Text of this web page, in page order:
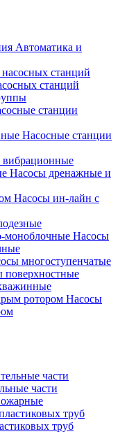
Автоматика и
станций
станции
Насосные станции
Насосы дренажные и
Насосы ин-лайн с
Насосы
многоступенчатые
поверхностные
Насосы
части
труб